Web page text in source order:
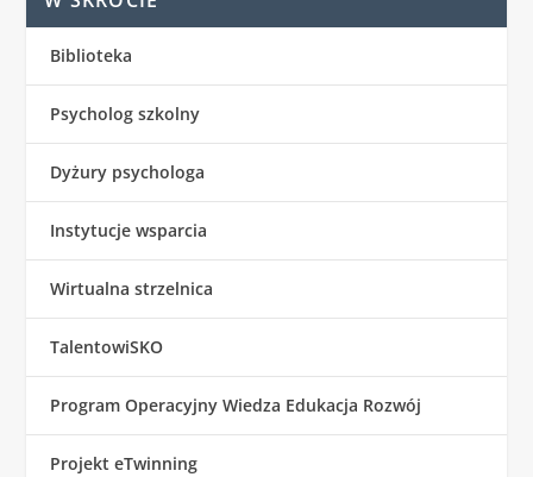
Biblioteka
Psycholog szkolny
Dyżury psychologa
Instytucje wsparcia
Wirtualna strzelnica
TalentowiSKO
Program Operacyjny Wiedza Edukacja Rozwój
Projekt eTwinning